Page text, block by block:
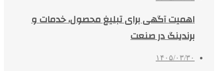
اهمیت آگهی برای تبلیغ محصول، خدمات و
برندینگ در صنعت
۱۴۰۵/۰۳/۳۰